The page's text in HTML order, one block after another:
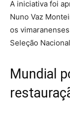
A iniciativa foi
Nuno Vaz
os
Seleção
Mundial